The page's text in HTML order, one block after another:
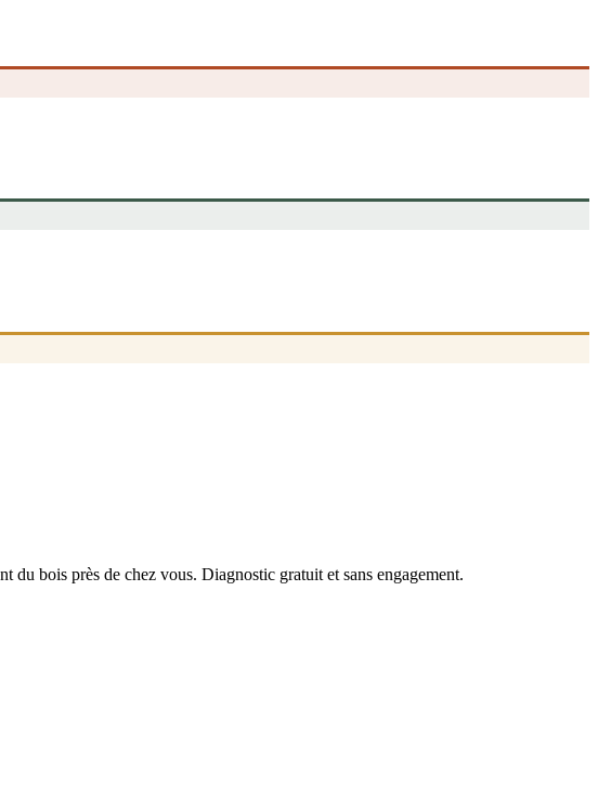
bois près de chez vous. Diagnostic gratuit et sans engagement.